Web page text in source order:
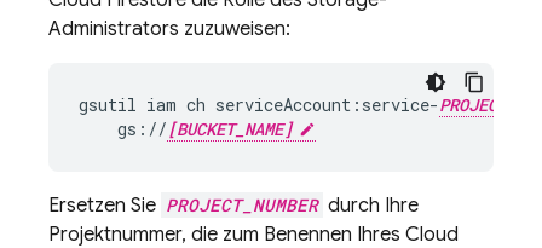
Administrators zuzuweisen:
gsutil iam ch serviceAccount:service-
gs:// [BUCKET_NAME]
Ersetzen Sie PROJECT_NUMBER durch Ihre
Projektnummer, die zum Benennen Ihres Cloud